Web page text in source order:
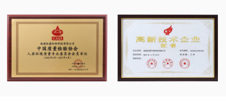
filtración de aire a nuestros clientes.